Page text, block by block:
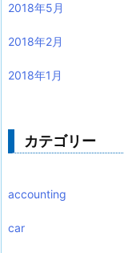
2018年5月
2018年2月
2018年1月
カテゴリー
accounting
car